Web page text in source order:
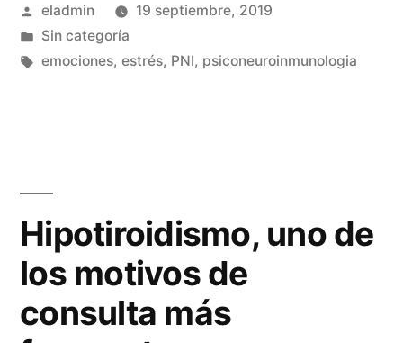
nuestra
salud»
Publicado
por
eladmin
19 septiembre, 2019
Publicado
en
Sin categoría
Etiquetas:
emociones, estrés, PNI, psiconeuroinmunologia
Hipotiroidismo, uno de
los motivos de
consulta más